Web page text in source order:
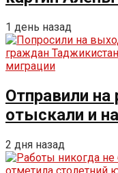
1 день назад
Отправили на
отыскали и
2 дня назад